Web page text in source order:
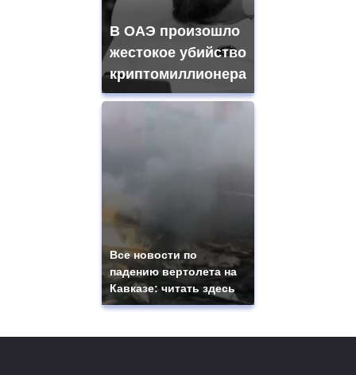
В ОАЭ произошло
жестокое убийство
криптомиллионера
Все новости по
падению вертолета на
Кавказе: читать здесь